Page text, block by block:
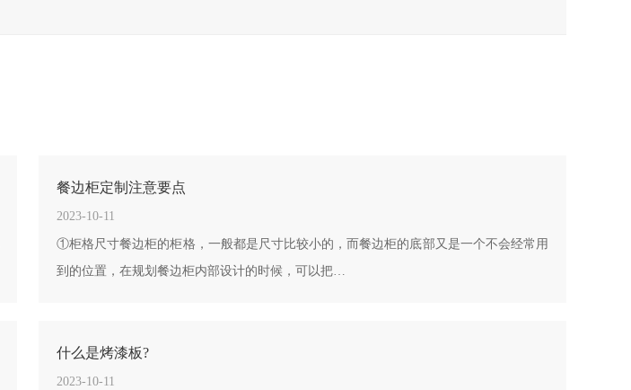
餐边柜定制注意要点
2023-10-11
①柜格尺寸餐边柜的柜格，一般都是尺寸比较小的，而餐边柜的底部又是一个不会经常用
到的位置，在规划餐边柜内部设计的时候，可以把…
什么是烤漆板?
2023-10-11